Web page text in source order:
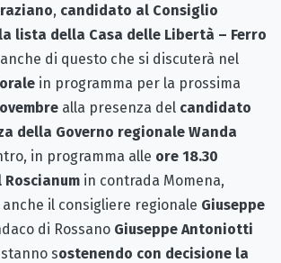
, candidato al Consiglio
lista della Casa delle Libertà – Ferro
anche di questo che si discuterà nel
in programma per la prossima
alla presenza del candidato
della Governo regionale Wanda
in programma alle ore 18.30
Roscianum in contrada Momena,
il consigliere regionale Giuseppe
di Rossano Giuseppe Antoniotti
sostenendo con decisione la